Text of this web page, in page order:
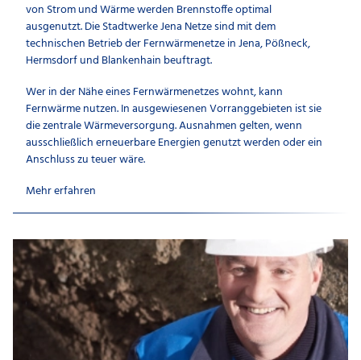
von Strom und Wärme werden Brennstoffe optimal
ausgenutzt. Die Stadtwerke Jena Netze sind mit dem
technischen Betrieb der Fernwärmenetze in Jena, Pößneck,
Hermsdorf und Blankenhain beuftragt.
Wer in der Nähe eines Fernwärmenetzes wohnt, kann
Fernwärme nutzen. In ausgewiesenen Vorranggebieten ist sie
die zentrale Wärmeversorgung. Ausnahmen gelten, wenn
ausschließlich erneuerbare Energien genutzt werden oder ein
Anschluss zu teuer wäre.
Mehr erfahren